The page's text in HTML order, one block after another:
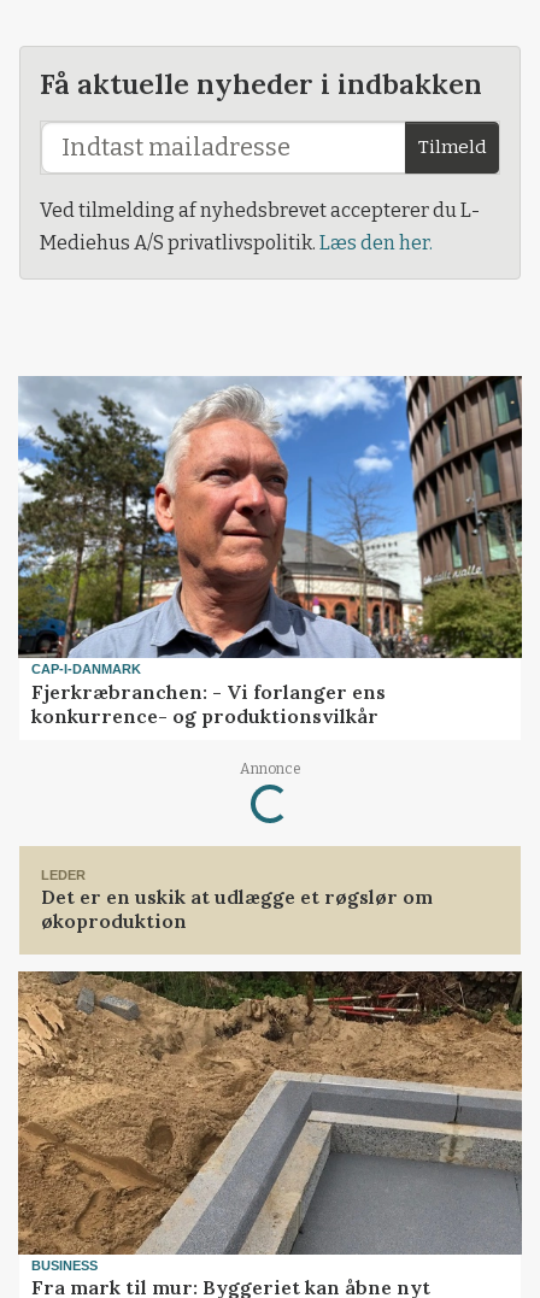
Få aktuelle nyheder i indbakken
Tilmeld
Ved tilmelding af nyhedsbrevet accepterer du L-
Mediehus A/S privatlivspolitik. Læs den her.
CAP-I-DANMARK
Fjerkræbranchen: - Vi forlanger ens
konkurrence- og produktionsvilkår
Annonce
Loading...
LEDER
Det er en uskik at udlægge et røgslør om
økoproduktion
BUSINESS
Fra mark til mur: Byggeriet kan åbne nyt